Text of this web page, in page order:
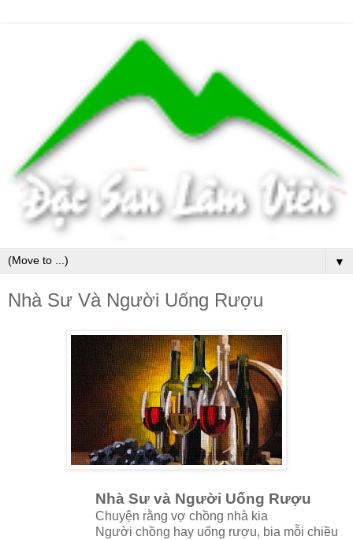
▼
Nhà Sư Và Người Uống Rượu
Nhà Sư và Người Uống Rượu
Chuyện rằng vợ chồng nhà kia
Người chồng hay uống rượu, bia mỗi chiều